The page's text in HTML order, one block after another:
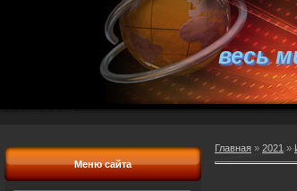
весь
Меню сайта
Главная » 2021 »